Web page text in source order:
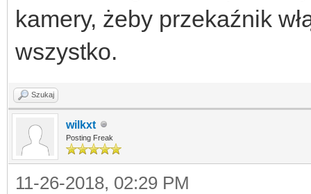
kamery, żeby przekaźnik
wszystko.
Szukaj
wilkxt
Posting Freak
11-26-2018, 02:29 PM